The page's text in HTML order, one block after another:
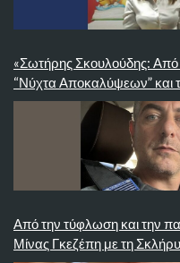
«Σωτήρης Σκουλούδης:
“Νύχτα Αποκαλύψεων” και
Από την τύφλωση και την
Μίνας Γκεζέπη με τη